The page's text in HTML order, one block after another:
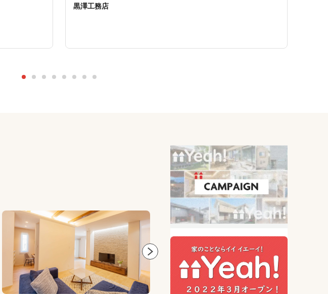
せっか
を理解し
を癒やし、特別な刻に変えてくれる。 いつか訪れたリゾ
国内トップレベルの安心・安全構造。 暮らしやすさを考
黒澤工務店